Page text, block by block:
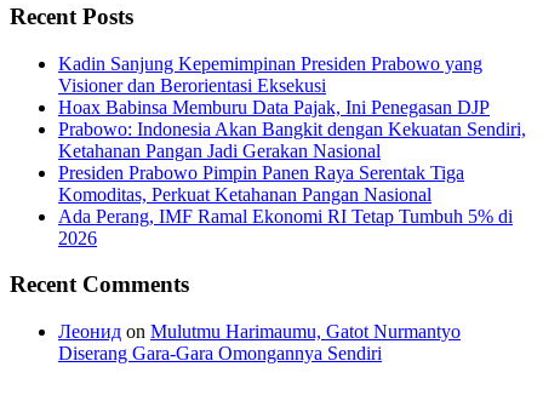
Recent Posts
Kadin Sanjung Kepemimpinan Presiden Prabowo yang
Visioner dan Berorientasi Eksekusi
Hoax Babinsa Memburu Data Pajak, Ini Penegasan DJP
Prabowo: Indonesia Akan Bangkit dengan Kekuatan Sendiri,
Ketahanan Pangan Jadi Gerakan Nasional
Presiden Prabowo Pimpin Panen Raya Serentak Tiga
Komoditas, Perkuat Ketahanan Pangan Nasional
Ada Perang, IMF Ramal Ekonomi RI Tetap Tumbuh 5% di
2026
Recent Comments
Леонид on Mulutmu Harimaumu, Gatot Nurmantyo
Diserang Gara-Gara Omongannya Sendiri